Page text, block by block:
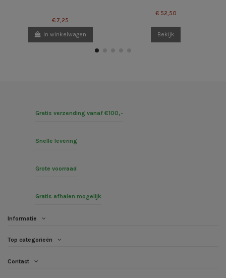
€ 7,25
In winkelwagen
€ 52,50
Bekijk
Gratis verzending vanaf €100,-
Snelle levering
Grote voorraad
Gratis afhalen mogelijk
Informatie
Top categorieën
Contact